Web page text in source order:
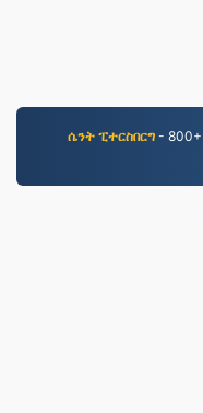
ሴንት ፒተርስበርግ-